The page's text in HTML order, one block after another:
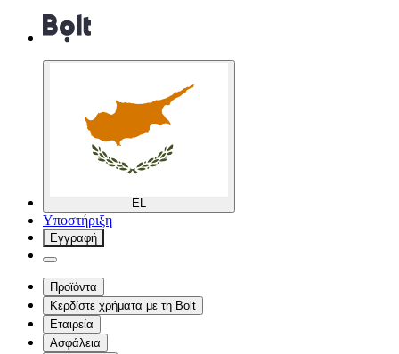
EL
Υποστήριξη
Εγγραφή
Προϊόντα
Κερδίστε χρήματα με τη Bolt
Εταιρεία
Ασφάλεια